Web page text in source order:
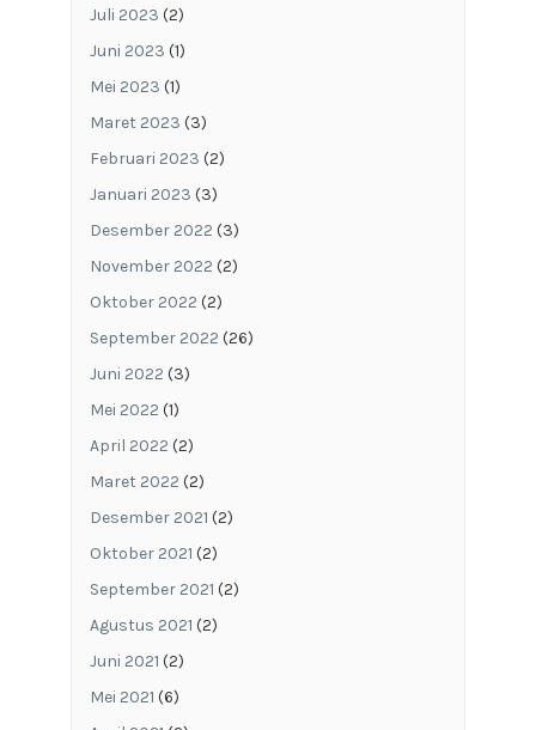
Juli 2023 (2)
Juni 2023 (1)
Mei 2023 (1)
Maret 2023 (3)
Februari 2023 (2)
Januari 2023 (3)
Desember 2022 (3)
November 2022 (2)
Oktober 2022 (2)
September 2022 (26)
Juni 2022 (3)
Mei 2022 (1)
April 2022 (2)
Maret 2022 (2)
Desember 2021 (2)
Oktober 2021 (2)
September 2021 (2)
Agustus 2021 (2)
Juni 2021 (2)
Mei 2021 (6)